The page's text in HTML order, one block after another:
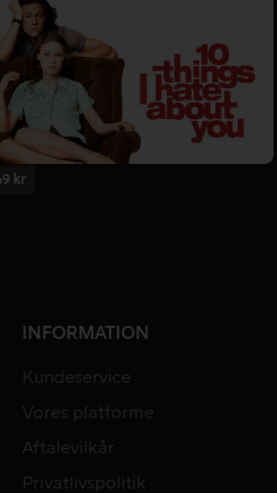
kr
INFORMATION
Kundeservice
Vores platforme
Aftalevilkår
Privatlivspolitik